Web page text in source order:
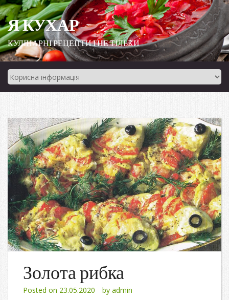
Я КУХАР
КУЛІНАРНІ РЕЦЕПТИ І НЕ ТІЛЬКИ
Золота рибка
Posted on 23.05.2020 by admin